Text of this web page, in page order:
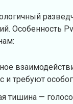
Особенность
и требуют
тишина —